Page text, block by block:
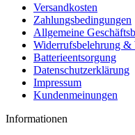
Versandkosten
Zahlungsbedingungen
Allgemeine
Widerrufsbelehrung
Batterieentsorgung
Datenschutzerklärung
Impressum
Kundenmeinungen
Informationen